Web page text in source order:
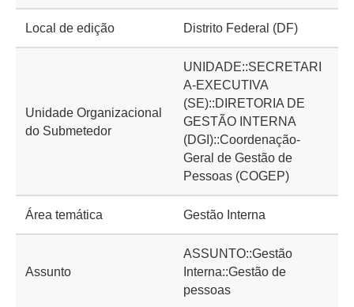
Local de edição Distrito Federal (DF)
Unidade Organizacional
do Submetedor
UNIDADE::SECRETARI
A-EXECUTIVA
(SE)::DIRETORIA DE
GESTÃO INTERNA
(DGI)::Coordenação-
Geral de Gestão de
Pessoas (COGEP)
Área temática Gestão Interna
Assunto
ASSUNTO::Gestão
Interna::Gestão de
pessoas